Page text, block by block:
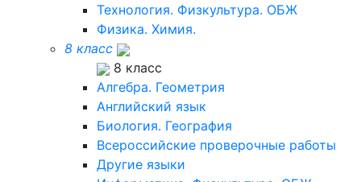
Технология. Физкультура. ОБЖ
Физика. Химия.
8 класс
8 класс
Алгебра. Геометрия
Английский язык
Биология. География
Всероссийские проверочные работы
Другие языки